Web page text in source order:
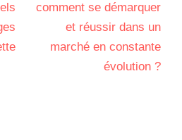
comment se démarquer
et réussir dans un
marché en constante
évolution ?